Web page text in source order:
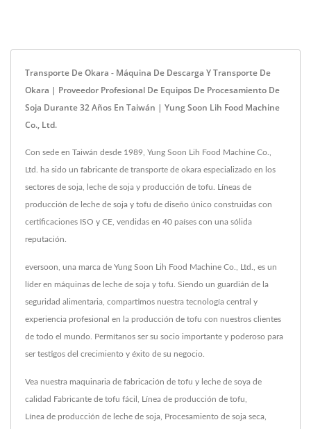
Transporte De Okara - Máquina De Descarga Y Transporte De
Okara | Proveedor Profesional De Equipos De Procesamiento De
Soja Durante 32 Años En Taiwán | Yung Soon Lih Food Machine
Co., Ltd.
Con sede en Taiwán desde 1989, Yung Soon Lih Food Machine Co.,
Ltd. ha sido un fabricante de transporte de okara especializado en los
sectores de soja, leche de soja y producción de tofu. Líneas de
producción de leche de soja y tofu de diseño único construidas con
certificaciones ISO y CE, vendidas en 40 países con una sólida
reputación.
eversoon, una marca de Yung Soon Lih Food Machine Co., Ltd., es un
líder en máquinas de leche de soja y tofu. Siendo un guardián de la
seguridad alimentaria, compartimos nuestra tecnología central y
experiencia profesional en la producción de tofu con nuestros clientes
de todo el mundo. Permítanos ser su socio importante y poderoso para
ser testigos del crecimiento y éxito de su negocio.
Vea nuestra maquinaria de fabricación de tofu y leche de soya de
calidad Fabricante de tofu fácil Línea de producción de tofu
Línea de producción de leche de soja Procesamiento de soja seca